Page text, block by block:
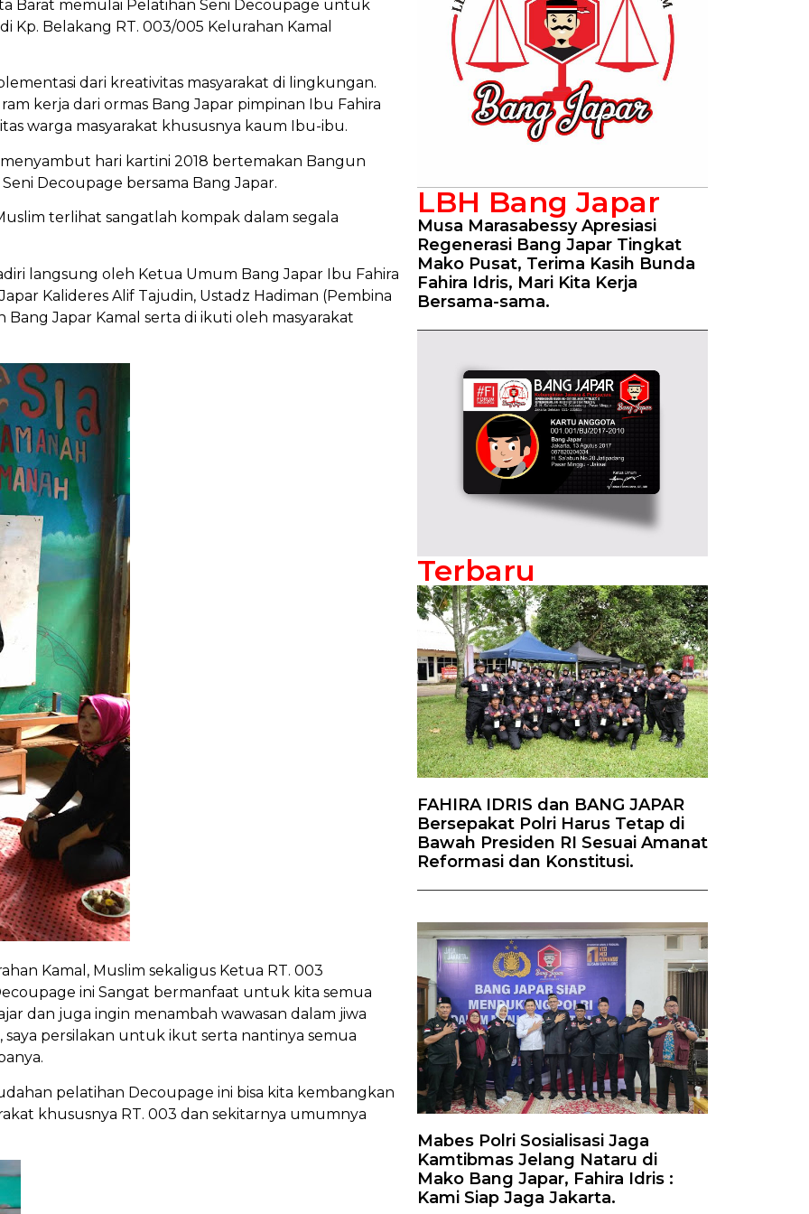
Barat memulai Pelatihan Seni Decoupage untuk
Kp. Belakang RT. 003/005 Kelurahan Kamal
dari kreativitas masyarakat di lingkungan.
kerja dari ormas Bang Japar pimpinan Ibu Fahira
warga masyarakat khususnya kaum Ibu-ibu.
hari kartini 2018 bertemakan Bangun
Decoupage bersama Bang Japar.
terlihat sangatlah kompak dalam segala
langsung oleh Ketua Umum Bang Japar Ibu Fahira
Kalideres Alif Tajudin, Ustadz Hadiman (Pembina
Japar Kamal serta di ikuti oleh masyarakat
Kamal, Muslim sekaligus Ketua RT. 003
ini Sangat bermanfaat untuk kita semua
dan juga ingin menambah wawasan dalam jiwa
persilakan untuk ikut serta nantinya semua
pelatihan Decoupage ini bisa kita kembangkan
khususnya RT. 003 dan sekitarnya umumnya
LBH Bang Japar
Musa Marasabessy Apresiasi
Regenerasi Bang Japar Tingkat
Mako Pusat, Terima Kasih Bunda
Fahira Idris, Mari Kita Kerja
Bersama-sama.
Terbaru
FAHIRA IDRIS dan BANG JAPAR
Bersepakat Polri Harus Tetap di
Bawah Presiden RI Sesuai Amanat
Reformasi dan Konstitusi.
Mabes Polri Sosialisasi Jaga
Kamtibmas Jelang Nataru di
Mako Bang Japar, Fahira Idris :
Kami Siap Jaga Jakarta.